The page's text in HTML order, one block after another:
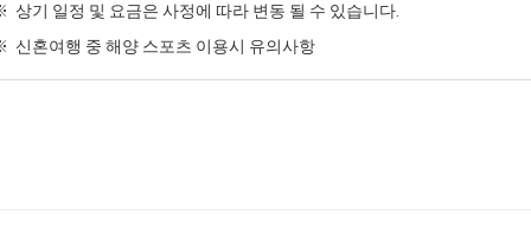
상기 일정 및 요금은 사정에 따라 변동 될 수 있습니다.
신혼여행 중 해양 스포츠 이용시 유의사항